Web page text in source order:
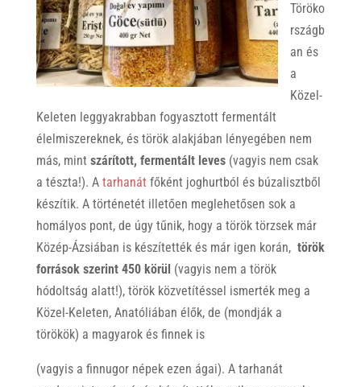
Töröko
rszágb
an és
a
Közel-
Keleten leggyakrabban fogyasztott fermentált
élelmiszereknek, és török alakjában lényegében nem
más, mint szárított, fermentált leves(vagyis nem csak
a tészta!). A tarhanát főként joghurtból és búzalisztből
készítik. A történetét illetően meglehetősen sok a
homályos pont, de úgy tűnik, hogy a török törzsek már
Közép-Ázsiában is készítették és már igen korán, török
források szerint 450 körül (vagyis nem a török
hódoltság alatt!), török közvetítéssel ismerték meg a
Közel-Keleten, Anatóliában élők, de (mondják a
törökök) a magyarok és finnek is
(vagyis a finnugor népek ezen ágai). A tarhanát